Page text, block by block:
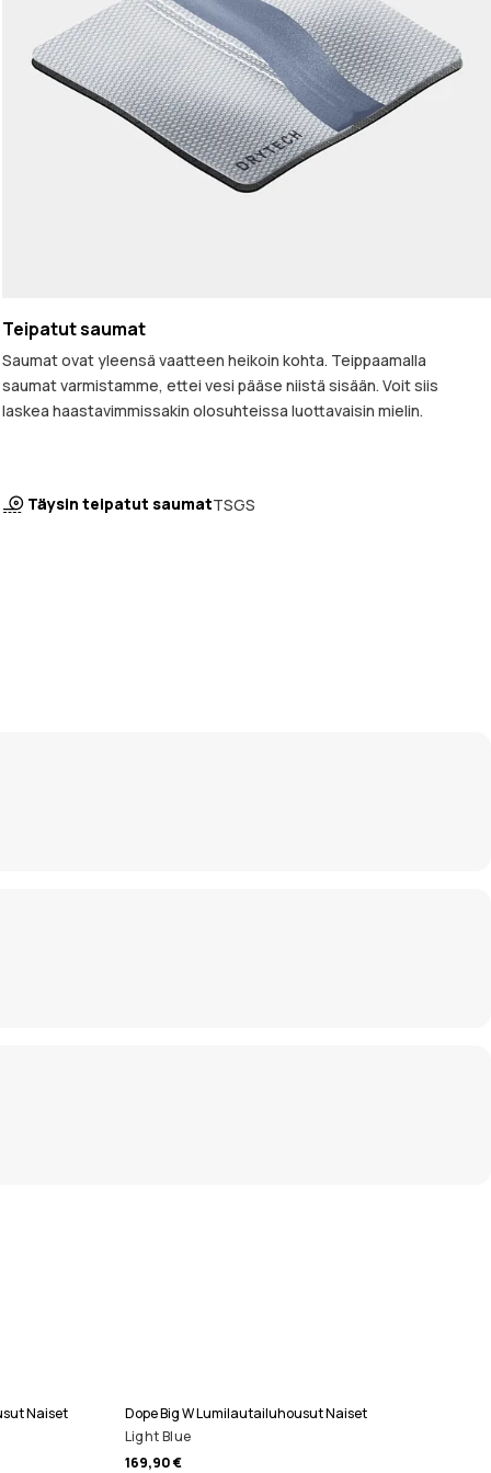
Teipatut saumat
Saumat ovat yleensä vaatteen heikoin kohta. Teippaamalla
saumat varmistamme, ettei vesi pääse niistä sisään. Voit siis
laskea haastavimmissakin olosuhteissa luottavaisin mielin.
Täysin teipatut saumatTSGS
Naiset
Dope Big W Lumilautailuhousut Naiset
Light Blue
169,90 €